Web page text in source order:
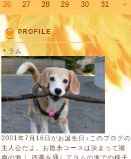
26 27 28 29 30 31 -
PROFILE
＊ラム
2001年7月16日がお誕生日♪このブログの
主人公だよ。お散歩コースは決まって湘
南の海！ 四季を通してラムの海での様子